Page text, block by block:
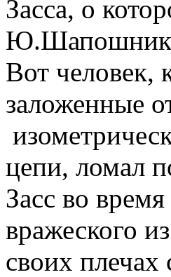
Засса, о
Вот человек,
заложенные
цепи, ломал
Засс во
вражеского
своих плечах